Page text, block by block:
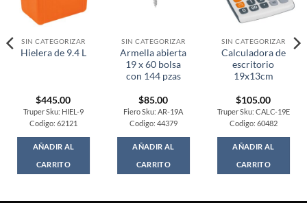
SIN CATEGORIZAR
Hielera de 9.4 L
$445.00
Truper Sku: HIEL-9
Codigo: 62121
AÑADIR AL
CARRITO
SIN CATEGORIZAR
Armella abierta
19 x 60 bolsa
con 144 pzas
$85.00
Fiero Sku: AR-19A
Codigo: 44379
AÑADIR AL
CARRITO
SIN CATEGORIZAR
Calculadora de
escritorio
19x13cm
$105.00
Truper Sku: CALC-19E
Codigo: 60482
AÑADIR AL
CARRITO